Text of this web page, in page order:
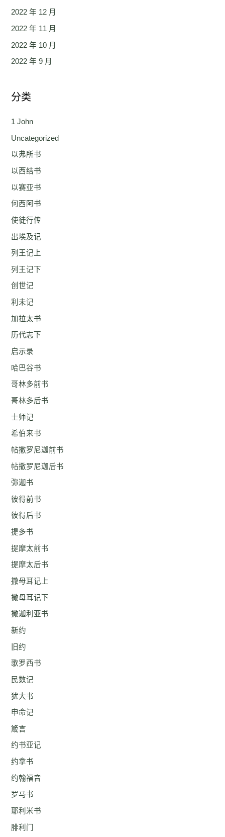
2022 年 12 月
2022 年 11 月
2022 年 10 月
2022 年 9 月
分类
1 John
Uncategorized
以弗所书
以西结书
以赛亚书
何西阿书
使徒行传
出埃及记
列王记上
列王记下
创世记
利未记
加拉太书
历代志下
启示录
哈巴谷书
哥林多前书
哥林多后书
士师记
希伯来书
帖撒罗尼迦前书
帖撒罗尼迦后书
弥迦书
彼得前书
彼得后书
提多书
提摩太前书
提摩太后书
撒母耳记上
撒母耳记下
撒迦利亚书
新约
旧约
歌罗西书
民数记
犹大书
申命记
箴言
约书亚记
约拿书
约翰福音
罗马书
耶利米书
腓利门